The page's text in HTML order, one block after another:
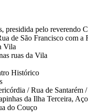
presidida pelo reverendo
de São Francisco com a
Vila
ruas da Vila
Histórico
/ Rua de
da Ilha Terceira,
do Couço